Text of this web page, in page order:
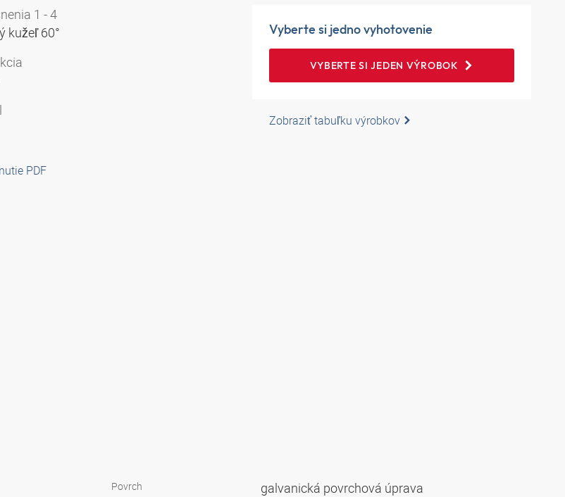
1 - 4
kužeľ 60°
PDF
Vyberte si jedno vyhotovenie
VYBERTE SI JEDEN VÝROBOK
Zobraziť tabuľku výrobkov
Povrch galvanická povrchová úprava